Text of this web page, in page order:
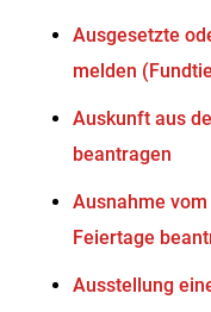
Ausgesetzte
melden
Auskunft aus
beantragen
Ausnahme
Feiertage
Ausstellung